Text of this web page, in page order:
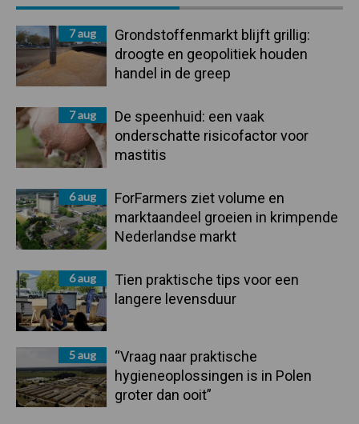
Sidebar
7 aug
Grondstoffenmarkt blijft grillig:
droogte en geopolitiek houden
handel in de greep
7 aug
De speenhuid: een vaak
onderschatte risicofactor voor
mastitis
6 aug
ForFarmers ziet volume en
marktaandeel groeien in krimpende
Nederlandse markt
6 aug
Tien praktische tips voor een
langere levensduur
5 aug
“Vraag naar praktische
hygieneoplossingen is in Polen
groter dan ooit”